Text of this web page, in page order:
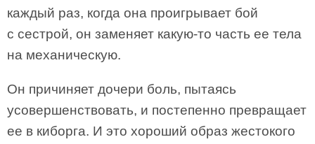
каждый раз, когда она проигрывает бой
с сестрой, он заменяет какую-то часть ее тела
на механическую.
Он причиняет дочери боль, пытаясь
усовершенствовать, и постепенно превращает
ее в киборга. И это хороший образ жестокого